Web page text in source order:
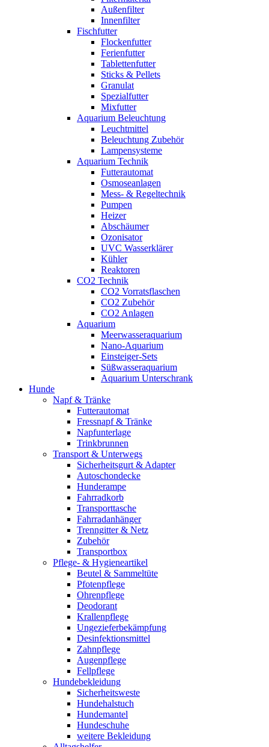
Außenfilter
Innenfilter
Fischfutter
Flockenfutter
Ferienfutter
Tablettenfutter
Sticks & Pellets
Granulat
Spezialfutter
Mixfutter
Aquarium Beleuchtung
Leuchtmittel
Beleuchtung Zubehör
Lampensysteme
Aquarium Technik
Futterautomat
Osmoseanlagen
Mess- & Regeltechnik
Pumpen
Heizer
Abschäumer
Ozonisator
UVC Wasserklärer
Kühler
Reaktoren
CO2 Technik
CO2 Vorratsflaschen
CO2 Zubehör
CO2 Anlagen
Aquarium
Meerwasseraquarium
Nano-Aquarium
Einsteiger-Sets
Süßwasseraquarium
Aquarium Unterschrank
Hunde
Napf & Tränke
Futterautomat
Fressnapf & Tränke
Napfunterlage
Trinkbrunnen
Transport & Unterwegs
Sicherheitsgurt & Adapter
Autoschondecke
Hunderampe
Fahrradkorb
Transporttasche
Fahrradanhänger
Trenngitter & Netz
Zubehör
Transportbox
Pflege- & Hygieneartikel
Beutel & Sammeltüte
Pfotenpflege
Ohrenpflege
Deodorant
Krallenpflege
Ungezieferbekämpfung
Desinfektionsmittel
Zahnpflege
Augenpflege
Fellpflege
Hundebekleidung
Sicherheitsweste
Hundehalstuch
Hundemantel
Hundeschuhe
weitere Bekleidung